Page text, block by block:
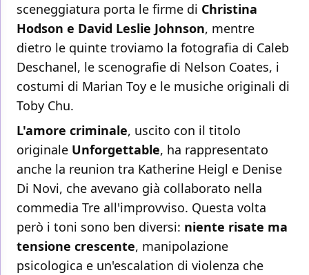
sceneggiatura porta le firme di Christina
Hodson e David Leslie Johnson, mentre
dietro le quinte troviamo la fotografia di Caleb
Deschanel, le scenografie di Nelson Coates, i
costumi di Marian Toy e le musiche originali di
Toby Chu.
L'amore criminale, uscito con il titolo
originale Unforgettable, ha rappresentato
anche la reunion tra Katherine Heigl e Denise
Di Novi, che avevano già collaborato nella
commedia Tre all'improvviso. Questa volta
però i toni sono ben diversi: niente risate ma
tensione crescente, manipolazione
psicologica e un'escalation di violenza che